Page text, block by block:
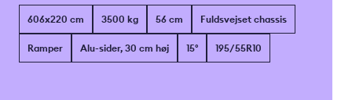
606x220 cm 3500 kg 56 cm Fuldsvejset chassis
Ramper Alu-sider, 30 cm høj 15° 195/55R10